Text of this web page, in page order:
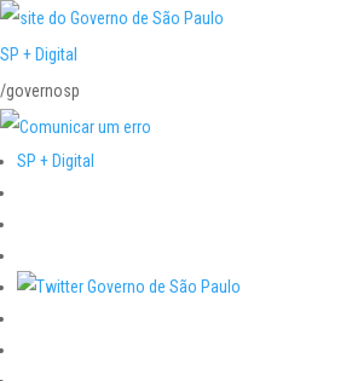
SP + Digital
/governosp
SP + Digital